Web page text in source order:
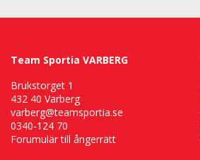
Team Sportia VARBERG
Brukstorget 1
432 40 Varberg
varberg@teamsportia.se
0340-124 70
Forumulär till ångerrätt